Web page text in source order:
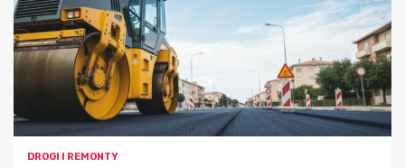
DROGI I REMONTY